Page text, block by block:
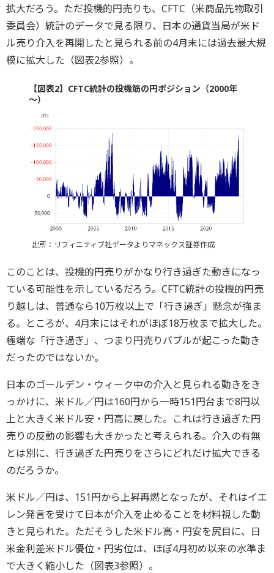
拡大だろう。ただ投機的円売りも、CFTC（米商品先物取引
委員会）統計のデータで見る限り、日本の通貨当局が米ド
ル売り介入を再開したと見られる前の4月末には過去最大規
模に拡大した（図表2参照）。
【図表2】CFTC統計の投機筋の円ポジション（2000年
～）
出所：リフィニティブ社データよりマネックス証券作成
このことは、投機的円売りがかなり行き過ぎた動きになっ
ている可能性を示しているだろう。CFTC統計の投機的円売
り越しは、普通なら10万枚以上で「行き過ぎ」懸念が強ま
る。ところが、4月末にはそれがほぼ18万枚まで拡大した。
極端な「行き過ぎ」、つまり円売りバブルが起こった動き
だったのではないか。
日本のゴールデン・ウィーク中の介入と見られる動きをき
っかけに、米ドル／円は160円から一時151円台まで8円以
上と大きく米ドル安・円高に戻した。これは行き過ぎた円
売りの反動の影響も大きかったと考えられる。介入の有無
とは別に、行き過ぎた円売りをさらにどれだけ拡大できる
のだろうか。
米ドル／円は、151円から上昇再燃となったが、それはイエ
レン発言を受けて日本が介入を止めることを材料視した動
きと見られた。ただそうした米ドル高・円安を尻目に、日
米金利差米ドル優位・円劣位は、ほぼ4月初め以来の水準ま
で大きく縮小した（図表3参照）。